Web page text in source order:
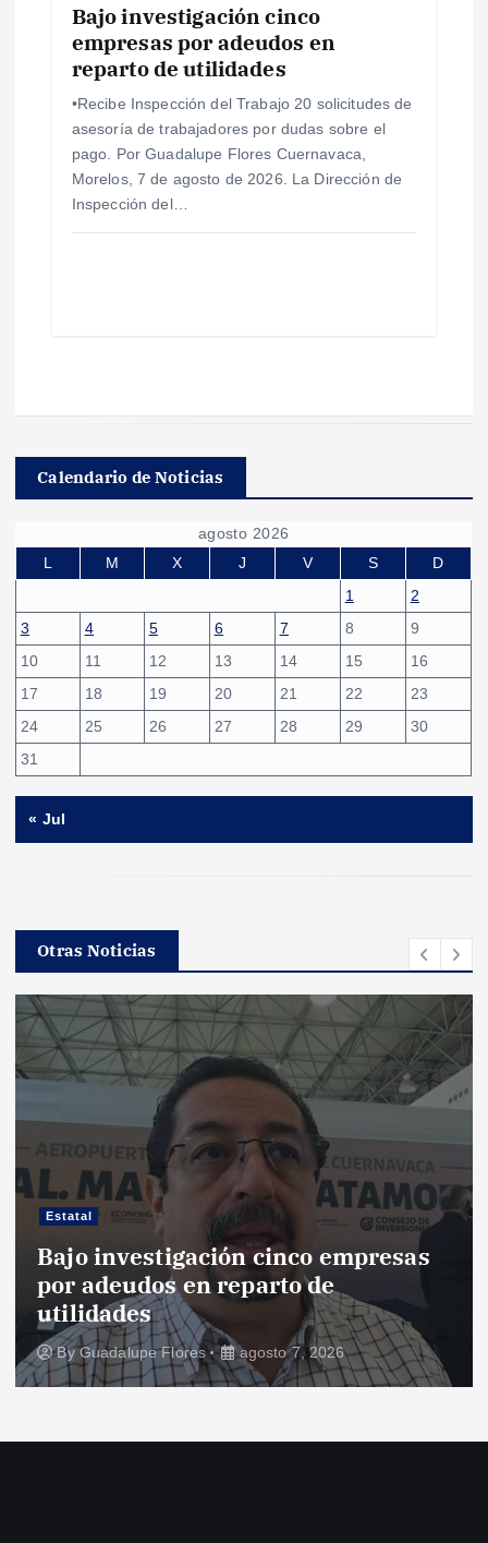
Bajo investigación cinco
empresas por adeudos en
reparto de utilidades
•Recibe Inspección del Trabajo 20 solicitudes de
asesoría de trabajadores por dudas sobre el
pago. Por Guadalupe Flores Cuernavaca,
Morelos, 7 de agosto de 2026. La Dirección de
Inspección del…
Calendario de Noticias
agosto 2026
L
M X J V S
D
1
2
3
4 5 6 7 8
9
10
11 12 13 14 15
16
17
18 19 20 21 22
23
24
25 26 27 28 29
30
31
« Jul
Otras Noticias
Estatal
Bajo investigación cinco empresas
por adeudos en reparto de
utilidades
ByGuadalupe Flores agosto 7, 2026